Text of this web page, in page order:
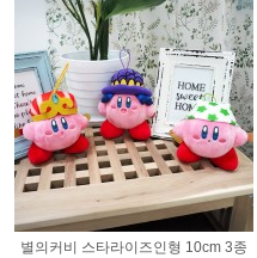
별의커비 스타라이즈인형 10cm 3종